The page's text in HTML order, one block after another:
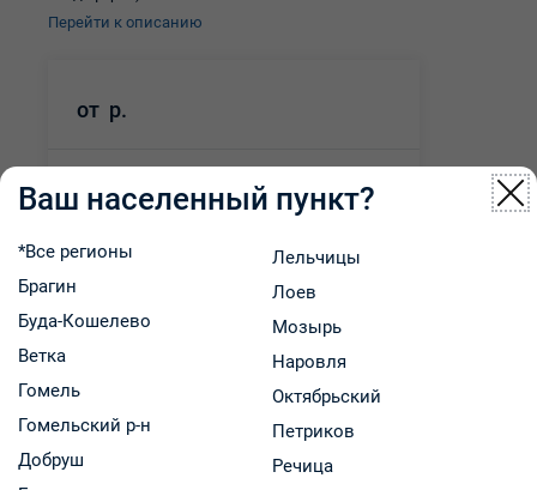
Перейти к описанию
от р.
- + В корзину
В наличии
самовывоза
Описание товараХарактеристики
Ваш населенный пункт?
*Все регионы
Брагин
Буда-Кошелево
Ветка
Гомель
Гомельский р-н
Добруш
Лельчицы
Лоев
Мозырь
Наровля
Октябрьский
Петриков
Речица